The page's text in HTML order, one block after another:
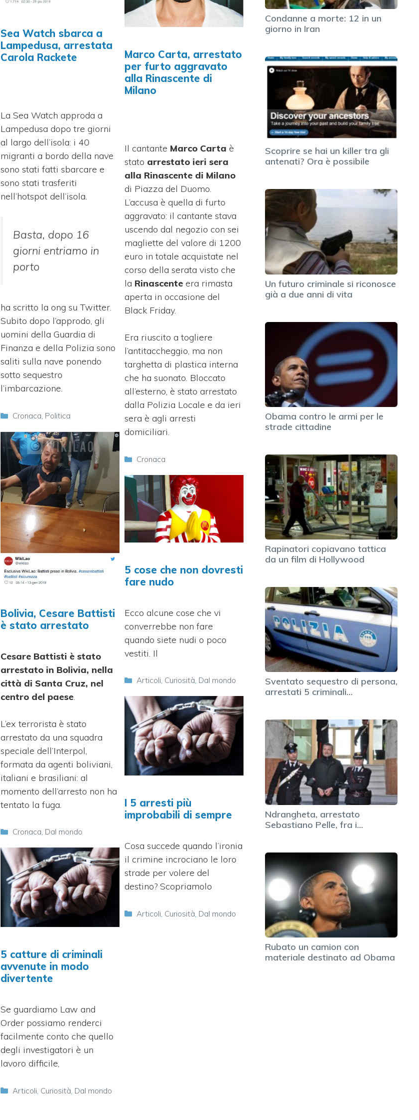
Sea Watch sbarca a
Lampedusa, arrestata
Carola Rackete
La Sea Watch approda a
Lampedusa dopo tre giorni
al largo dell’isola: i 40
migranti a bordo della nave
sono stati fatti sbarcare e
sono stati trasferiti
nell’hotspot dell’isola.
Basta, dopo 16
giorni entriamo in
porto
ha scritto la ong su Twitter.
Subito dopo l’approdo, gli
uomini della Guardia di
Finanza e della Polizia sono
saliti sulla nave ponendo
sotto sequestro
l’imbarcazione.
Categorie
Cronaca, Politica
Marco Carta, arrestato
per furto aggravato
alla Rinascente di
Milano
Il cantante Marco Carta è
stato arrestato ieri sera
alla Rinascente di Milano
di Piazza del Duomo.
L’accusa è quella di furto
aggravato: il cantante stava
uscendo dal negozio con sei
magliette del valore di 1200
euro in totale acquistate nel
corso della serata visto che
la Rinascenteera rimasta
aperta in occasione del
Black Friday.
Era riuscito a togliere
l’antitaccheggio, ma non
targhetta di plastica interna
che ha suonato. Bloccato
all’esterno, è stato arrestato
dalla Polizia Locale e da ieri
sera è agli arresti
domiciliari.
Categorie
Cronaca
Bolivia, Cesare Battisti
è stato arrestato
Cesare Battisti è stato
arrestato in Bolivia, nella
città di Santa Cruz, nel
centro del paese.
L’ex terrorista è stato
arrestato da una squadra
speciale dell’Interpol,
formata da agenti boliviani,
italiani e brasiliani: al
momento dell’arresto non ha
tentato la fuga.
Categorie
Cronaca, Dal mondo
5 cose che non dovresti
fare nudo
Ecco alcune cose che vi
converrebbe non fare
quando siete nudi o poco
vestiti. Il
Categorie
Articoli, Curiosità, Dal mondo
I 5 arresti più
improbabili di sempre
Cosa succede quando l’ironia
il crimine incrociano le loro
strade per volere del
destino? Scopriamolo
Categorie
Articoli Curiosità Dal mondo
5 catture di criminali
avvenute in modo
divertente
Se guardiamo Law and
Order possiamo renderci
facilmente conto che quello
degli investigatori è un
lavoro difficile,
Categorie
Articoli Curiosità Dal mondo
Condanne a morte: 12 in un
giorno in Iran
Scoprire se hai un killer tra gli
antenati? Ora è possibile
Un futuro criminale si riconosce
già a due anni di vita
Obama contro le armi per le
strade cittadine
Rapinatori copiavano tattica
da un film di Hollywood
Sventato sequestro di persona,
arrestati 5 criminali…
Ndrangheta, arrestato
Sebastiano Pelle, fra i…
Rubato un camion con
materiale destinato ad Obama